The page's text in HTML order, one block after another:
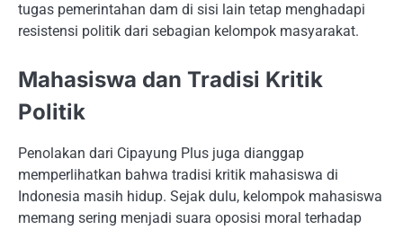
tugas pemerintahan dam di sisi lain tetap menghadapi
resistensi politik dari sebagian kelompok masyarakat.
Mahasiswa dan Tradisi Kritik
Politik
Penolakan dari Cipayung Plus juga dianggap
memperlihatkan bahwa tradisi kritik mahasiswa di
Indonesia masih hidup. Sejak dulu, kelompok mahasiswa
memang sering menjadi suara oposisi moral terhadap